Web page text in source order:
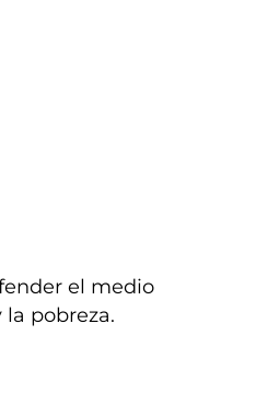
el medio
pobreza.